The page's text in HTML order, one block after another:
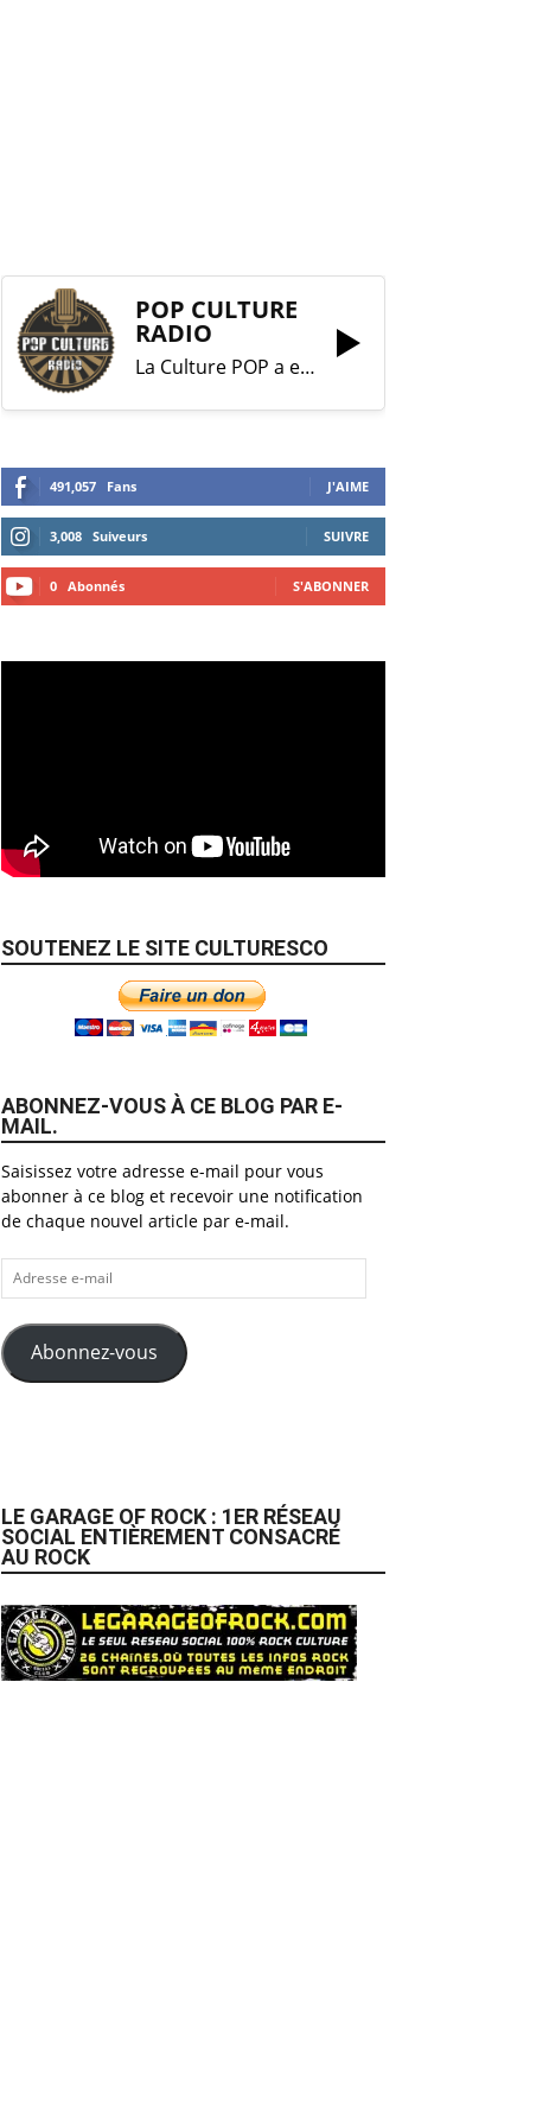
POP CULTURE
RADIO
La Culture POP a enfin trouvé sa RADIO !
491,057 Fans J'AIME
3,008 Suiveurs SUIVRE
0 Abonnés S'ABONNER
SOUTENEZ LE SITE CULTURESCO
ABONNEZ-VOUS À CE BLOG PAR E-
MAIL.
Saisissez votre adresse e-mail pour vous
abonner à ce blog et recevoir une notification
de chaque nouvel article par e-mail.
Adresse
e-
mail
Abonnez-vous
LE GARAGE OF ROCK : 1ER RÉSEAU
SOCIAL ENTIÈREMENT CONSACRÉ
AU ROCK